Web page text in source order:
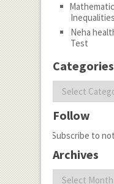
Inequalities
Neha
Test
Categories
Categories
Follow
Subscribe to
Archives
Archives